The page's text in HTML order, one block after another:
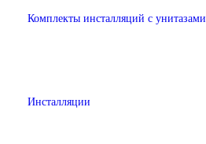
Комплекты инсталляций с унитазами
Инсталляции